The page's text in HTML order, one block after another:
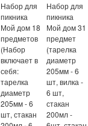
Набор для
пикника
Мой дом 18
предметов
(Набор
включает в
себя:
тарелка
диаметр
205мм - 6
шт, стакан
Набор для
пикника
Мой дом 31
предмет
(тарелка
диаметр
205мм - 6
шт, вилка -
6 шт,
стакан
200мл -